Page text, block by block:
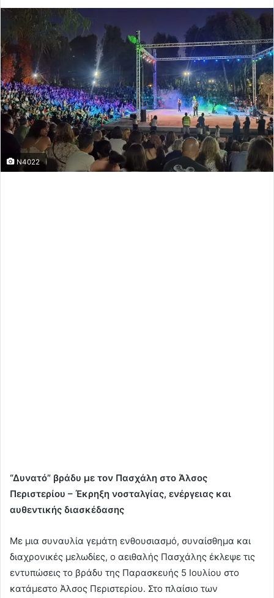
N4022
“Δυνατό” βράδυ με τον Πασχάλη στο Άλσος
Περιστερίου – Έκρηξη νοσταλγίας, ενέργειας και
αυθεντικής διασκέδασης
Με μια συναυλία γεμάτη ενθουσιασμό, συναίσθημα και
διαχρονικές μελωδίες, ο αειθαλής Πασχάλης έκλεψε τις
εντυπώσεις το βράδυ της Παρασκευής 5 Ιουλίου στο
κατάμεστο Άλσος Περιστερίου. Στο πλαίσιο των